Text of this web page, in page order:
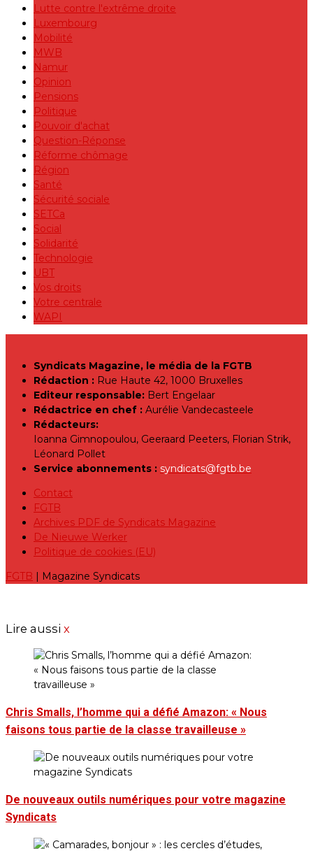
Lutte contre l'extrême droite
Luxembourg
Mobilité
MWB
Namur
Opinion
Pensions
Politique
Pouvoir d'achat
Question-Réponse
Réforme chômage
Région
Santé
Sécurité sociale
SETCa
Social
Solidarité
Technologie
UBT
Vos droits
Votre centrale
WAPI
Syndicats Magazine, le média de la FGTB
Rédaction : Rue Haute 42, 1000 Bruxelles
Editeur responsable: Bert Engelaar
Rédactrice en chef : Aurélie Vandecasteele
Rédacteurs:
Ioanna Gimnopoulou, Geeraard Peeters, Florian Strik,
Léonard Pollet
Service abonnements : syndicats@fgtb.be
Contact
FGTB
Archives PDF de Syndicats Magazine
De Nieuwe Werker
Politique de cookies (EU)
FGTB | Magazine Syndicats
Lire aussi x
Chris Smalls, l’homme qui a défié Amazon: « Nous
faisons tous partie de la classe travailleuse »
De nouveaux outils numériques pour votre magazine
Syndicats